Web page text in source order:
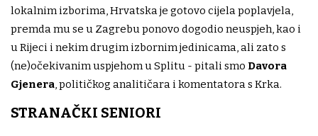
lokalnim izborima, Hrvatska je gotovo cijela poplavjela,
premda mu se u Zagrebu ponovo dogodio neuspjeh, kao i
u Rijeci i nekim drugim izbornim jedinicama, ali zato s
(ne)očekivanim uspjehom u Splitu - pitali smo Davora
Gjenera, političkog analitičara i komentatora s Krka.
STRANAČKI SENIORI